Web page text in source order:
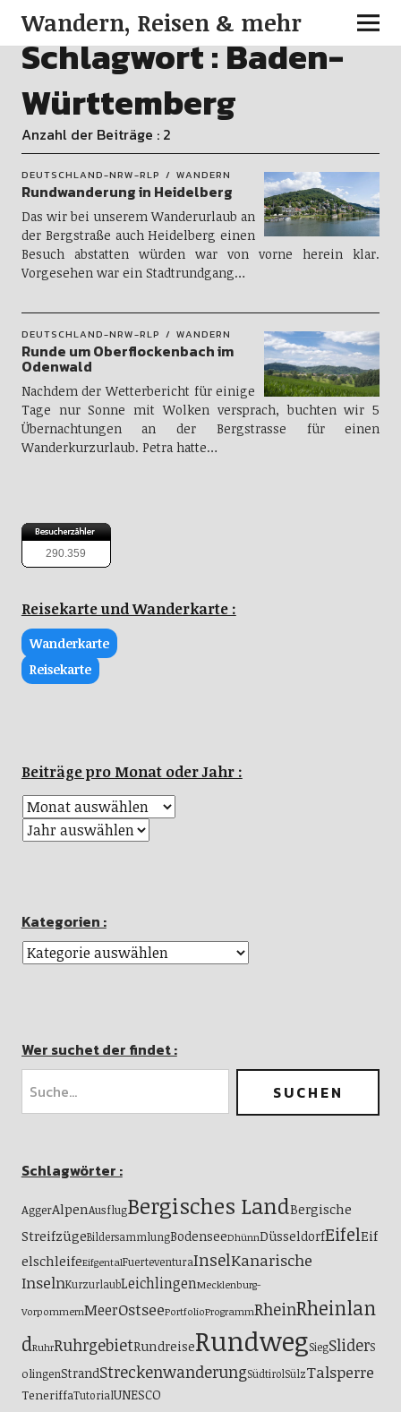
Wandern, Reisen & mehr
Schlagwort :Baden-
Württemberg
Anzahl der Beiträge : 2
DEUTSCHLAND-NRW-RLP WANDERN
Rundwanderung in Heidelberg
Das wir bei unserem Wanderurlaub an
der Bergstraße auch Heidelberg einen
Besuch abstatten würden war von vorne herein klar.
Vorgesehen war ein Stadtrundgang…
DEUTSCHLAND-NRW-RLP WANDERN
Runde um Oberflockenbach im
Odenwald
Nachdem der Wetterbericht für einige
Tage nur Sonne mit Wolken versprach, buchten wir 5
Übernachtungen an der Bergstrasse für einen
Wanderkurzurlaub. Petra hatte…
290.359
Reisekarte und Wanderkarte :
Wanderkarte
Reisekarte
Beiträge pro Monat oder Jahr :
Kategorien :
Wer suchet der findet :
Schlagwörter :
AggerAlpenAusflugBergisches LandBergische
StreifzügeBildersammlungBodenseeDhünnDüsseldorfEifelEif
elschleifeEifgentalFuerteventuraInselKanarische
InselnKurzurlaubLeichlingenMecklenburg-
VorpommernMeerOstseePortfolioProgrammRheinRheinlan
dRuhrRuhrgebietRundreiseRundwegSiegSliderS
olingenStrandStreckenwanderungSüdtirolSülzTalsperre
TeneriffaTutorialUNESCO